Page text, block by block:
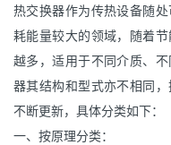
热交换器作为传热设备随
耗能量较大的领域，随着节
越多，适用于不同介质、
器其结构和型式亦不相同
不断更新，具体分类如下：
一、按原理分类：